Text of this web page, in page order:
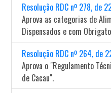
Resolução RDC nº 278, de
Aprova as categorias de
Dispensados e com
Resolução RDC nº 264, de
Aprova o "Regulamento
de Cacau".